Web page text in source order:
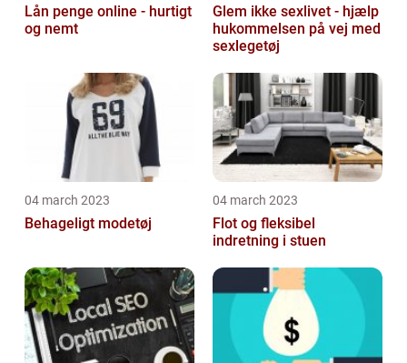
Lån penge online - hurtigt
og nemt
Glem ikke sexlivet - hjælp
hukommelsen på vej med
sexlegetøj
04 march 2023
Behageligt modetøj
04 march 2023
Flot og fleksibel
indretning i stuen